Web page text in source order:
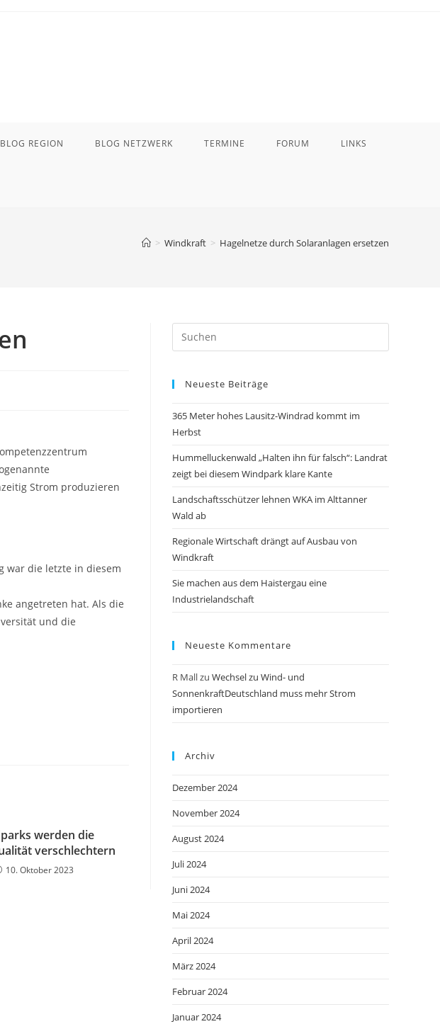
BLOG REGION BLOG NETZWERK TERMINE FORUM LINKS
> Windkraft > Hagelnetze durch Solaranlagen ersetzen
Strom produzieren
war die letzte in diesem
angetreten hat. Als die
und die
werden die
verschlechtern
10. Oktober 2023
Neueste Beiträge
365 Meter hohes Lausitz-Windrad kommt im
Herbst
Hummelluckenwald „Halten ihn für falsch“: Landrat
zeigt bei diesem Windpark klare Kante
Landschaftsschützer lehnen WKA im Alttanner
Wald ab
Regionale Wirtschaft drängt auf Ausbau von
Windkraft
Sie machen aus dem Haistergau eine
Industrielandschaft
Neueste Kommentare
R Mallzu Wechsel zu Wind- und
SonnenkraftDeutschland muss mehr Strom
importieren
Archiv
Dezember 2024
November 2024
August 2024
Juli 2024
Juni 2024
Mai 2024
April 2024
März 2024
Februar 2024
Januar 2024